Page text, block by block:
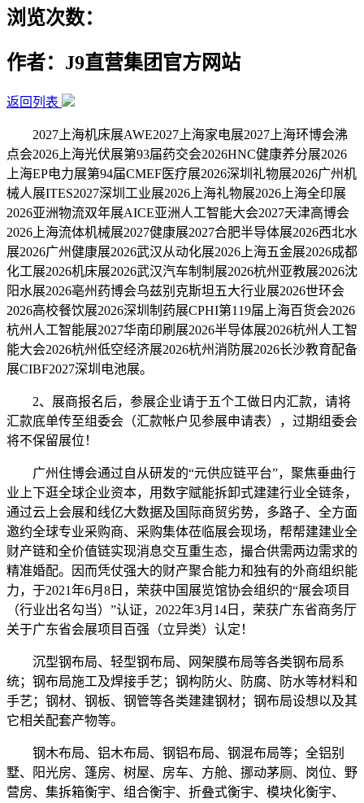
浏览次数：
作者：J9直营集团官方网站
返回列表
2027上海机床展AWE2027上海家电展2027上海环博会沸
点会2026上海光伏展第93届药交会2026HNC健康养分展2026
上海EP电力展第94届CMEF医疗展2026深圳礼物展2026广州机
械人展ITES2027深圳工业展2026上海礼物展2026上海全印展
2026亚洲物流双年展AICE亚洲人工智能大会2027天津高博会
2026上海流体机械展2027健康展2027合肥半导体展2026西北水
展2026广州健康展2026武汉从动化展2026上海五金展2026成都
化工展2026机床展2026武汉汽车制制展2026杭州亚教展2026沈
阳水展2026亳州药博会乌兹别克斯坦五大行业展2026世环会
2026高校餐饮展2026深圳制药展CPHI第119届上海百货会2026
杭州人工智能展2027华南印刷展2026半导体展2026杭州人工智
能大会2026杭州低空经济展2026杭州消防展2026长沙教育配备
展CIBF2027深圳电池展。
2、展商报名后，参展企业请于五个工做日内汇款，请将
汇款底单传至组委会（汇款帐户见参展申请表），过期组委会
将不保留展位！
广州住博会通过自从研发的“元供应链平台”，聚焦垂曲行
业上下逛全球企业资本，用数字赋能拆卸式建建行业全链条，
通过云上会展和线亿大数据及国际商贸劣势，多路子、全方面
邀约全球专业采购商、采购集体莅临展会现场，帮帮建建业全
财产链和全价值链实现消息交互重生态，撮合供需两边需求的
精准婚配。因而凭仗强大的财产聚合能力和独有的外商组织能
力，于2021年6月8日，荣获中国展览馆协会组织的“展会项目
（行业出名勾当）”认证，2022年3月14日，荣获广东省商务厅
关于广东省会展项目百强（立异类）认定！
沉型钢布局、轻型钢布局、网架膜布局等各类钢布局系
统；钢布局施工及焊接手艺；钢构防火、防腐、防水等材料和
手艺；钢材、钢板、钢管等各类建建钢材；钢布局设想以及其
它相关配套产物等。
钢木布局、铝木布局、钢铝布局、钢混布局等；全铝别
墅、阳光房、篷房、树屋、房车、方舱、挪动茅厕、岗位、野
营房、集拆箱衡宇、组合衡宇、折叠式衡宇、模块化衡宇、